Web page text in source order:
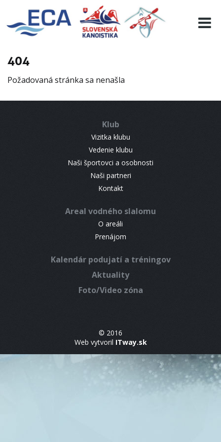
404
Požadovaná stránka sa nenašla
Klub
Vizitka klubu
Vedenie klubu
Naši športovci a osobnosti
Naši partneri
Kontakt
Areal vodného slalomu
O areáli
Prenájom
Kalendár podujatí a tréningov
Aktuality
Foto/Video zóna
© 2016
Web vytvoril ITway.sk
EURO 19
INFO
RESULTS
CONTACT